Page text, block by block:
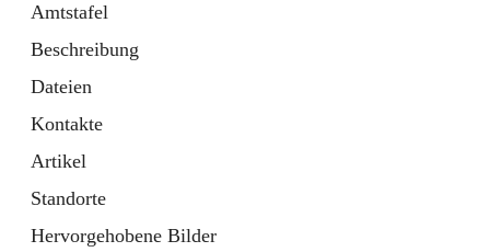
Amtstafel
Beschreibung
Dateien
Kontakte
Artikel
Standorte
Hervorgehobene Bilder